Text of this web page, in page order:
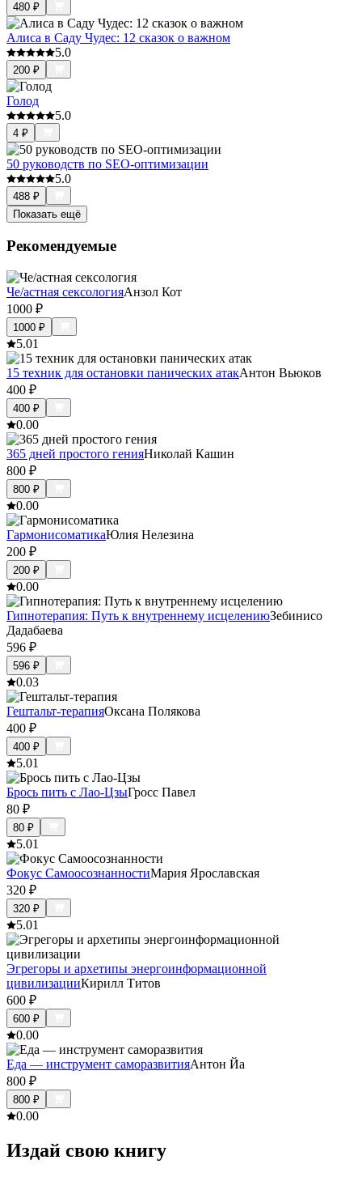
480 ₽
Алиса в Саду Чудес: 12 сказок о важном
5.0
200 ₽
Голод
5.0
4 ₽
50 руководств по SEO-оптимизации
5.0
488 ₽
Показать ещё
Рекомендуемые
Че/астная сексологияАнзол Кот
1000 ₽
1000 ₽
5.01
15 техник для остановки панических атакАнтон Вьюков
400 ₽
400 ₽
0.00
365 дней простого генияНиколай Кашин
800 ₽
800 ₽
0.00
ГармонисоматикаЮлия Нелезина
200 ₽
200 ₽
0.00
Гипнотерапия: Путь к внутреннему исцелениюЗебинисо
Дадабаева
596 ₽
596 ₽
0.03
Гештальт-терапияОксана Полякова
400 ₽
400 ₽
5.01
Брось пить с Лао-ЦзыГросс Павел
80 ₽
80 ₽
5.01
Фокус СамоосознанностиМария Ярославская
320 ₽
320 ₽
5.01
Эгрегоры и архетипы энергоинформационной
цивилизацииКирилл Титов
600 ₽
600 ₽
0.00
Еда — инструмент саморазвитияАнтон Йа
800 ₽
800 ₽
0.00
Издай свою книгу